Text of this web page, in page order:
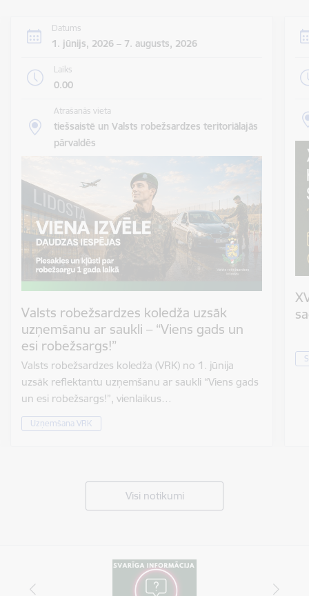
Datums
1. jūnijs, 2026 – 7. augusts, 2026
Laiks
0.00
Atrašanās vieta
tiešsaistē un Valsts robežsardzes teritoriālajās
pārvaldēs
Valsts robežsardzes koledža uzsāk
uzņemšanu ar saukli – “Viens gads un
esi robežsargs!”
Valsts robežsardzes koledža (VRK) no 1. jūnija
uzsāk reflektantu uzņemšanu ar saukli “Viens gads
un esi robežsargs!”, vienlaikus…
Uzņemšana VRK
Visi notikumi